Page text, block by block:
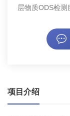
层物质ODS检测
项目介绍